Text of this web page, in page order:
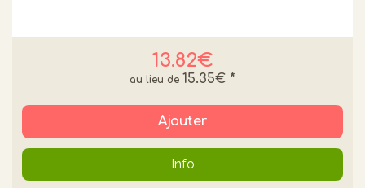
13.82€
15.35€ *
Ajouter
Info